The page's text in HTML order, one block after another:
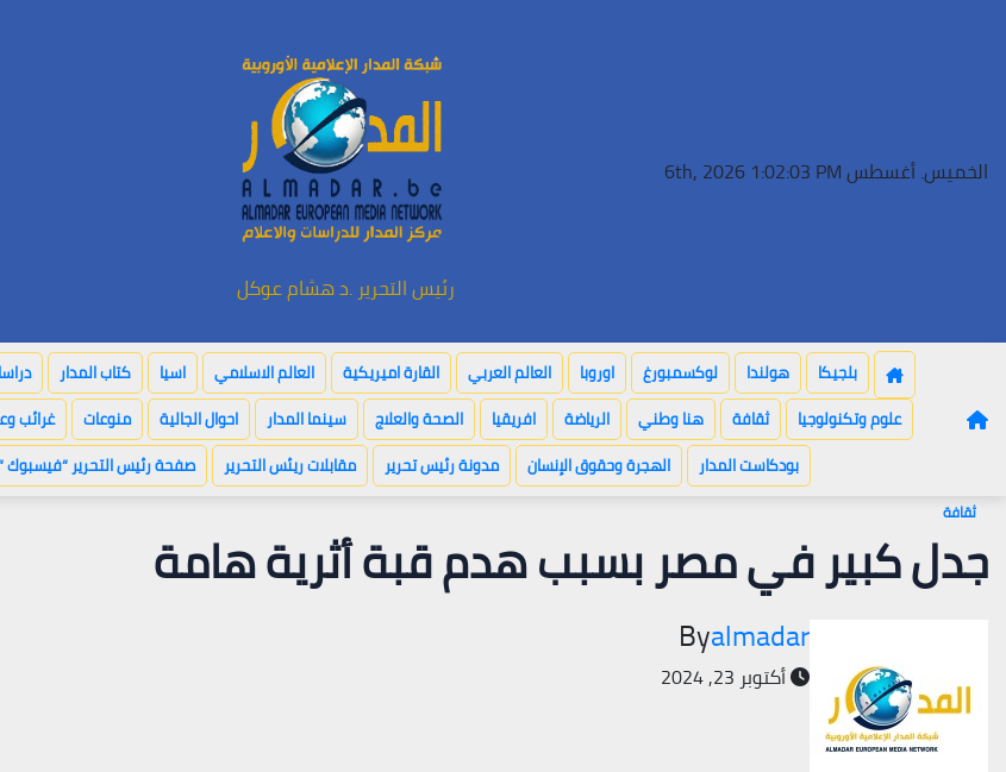
الخميس. أغسطس 6th, 20261:02:04 PM
رئيس التحرير .د هشام عوكل
بلجيكا هولندا لوكسمبورغ اوروبا العالم العربي القارة اميريكية العالم الاسلامي اسيا كتاب المدار
علوم وتكنولوجيا
ثقافة هنا وطني الرياضة افريقيا الصحة والعلاج سينما المدار احوال الجالية منوعات غرائب
بودكاست المدار
الهجرة وحقوق الإنسان مدونة رئيس تحرير مقابلات ريئس التحرير صفحة رئيس التحرير “فيسبوك
ثقافة
جدل كبير في مصر بسبب هدم قبة أثرية هامة
Byalmadar
أكتوبر 23, 2024